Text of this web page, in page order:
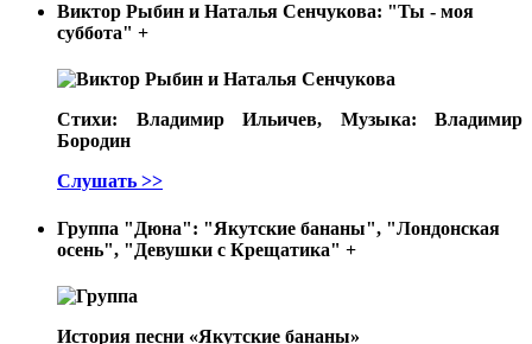
Виктор Рыбин и Наталья Сенчукова: "Ты - моя
суббота" +
Стихи: Владимир Ильичев, Музыка: Владимир
Бородин
Слушать >>
Группа "Дюна": "Якутские бананы", "Лондонская
осень", "Девушки с Крещатика" +
История песни «Якутские бананы»